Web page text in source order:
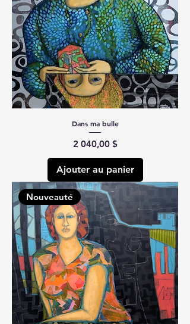
Dans ma bulle
Prix
2 040,00 $
Ajouter au panier
Nouveauté